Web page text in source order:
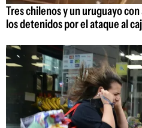
Tres chilenos y un uruguayo
los detenidos por el ataque al